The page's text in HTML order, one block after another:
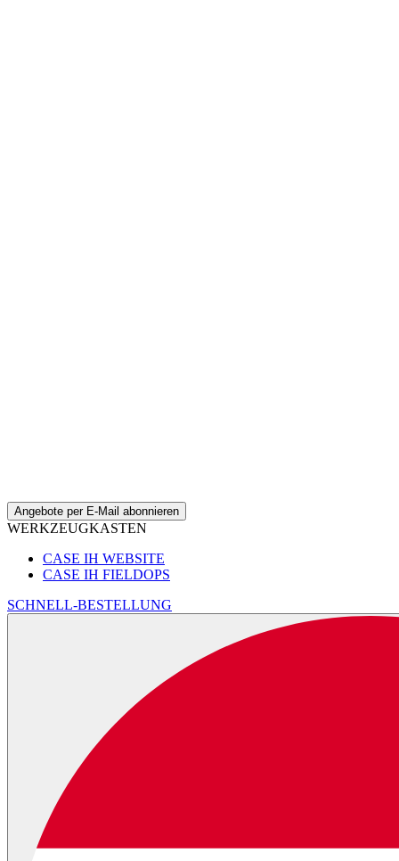
Angebote per E-Mail abonnieren
WERKZEUGKASTEN
CASE IH WEBSITE
CASE IH FIELDOPS
SCHNELL-BESTELLUNG